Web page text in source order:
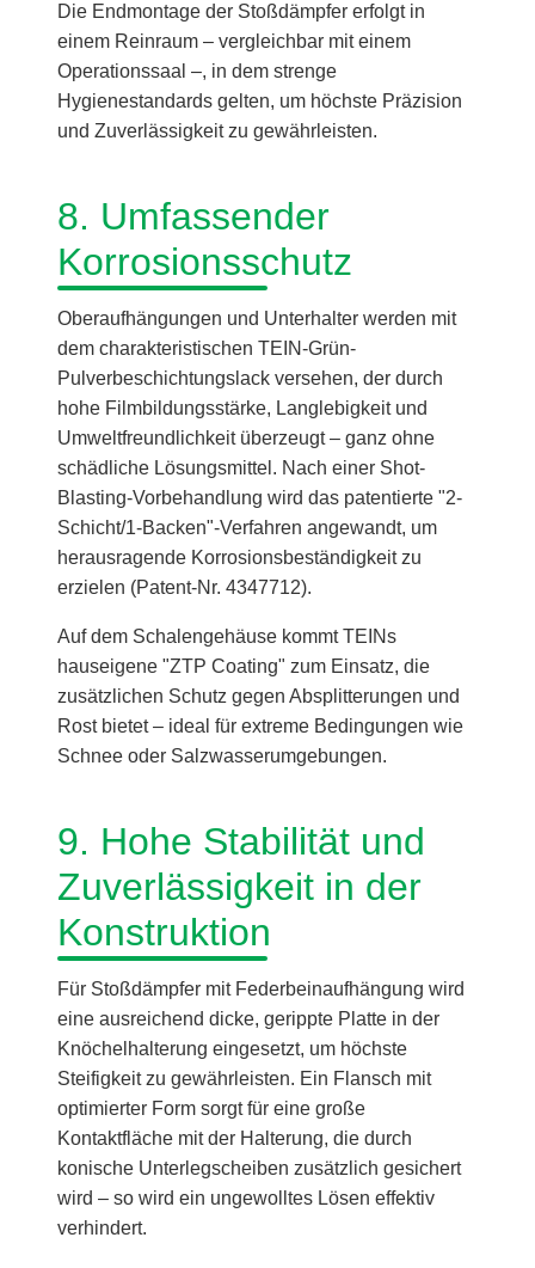
Die Endmontage der Stoßdämpfer erfolgt in
einem Reinraum – vergleichbar mit einem
Operationssaal –, in dem strenge
Hygienestandards gelten, um höchste Präzision
und Zuverlässigkeit zu gewährleisten.
8. Umfassender
Korrosionsschutz
Oberaufhängungen und Unterhalter werden mit
dem charakteristischen TEIN-Grün-
Pulverbeschichtungslack versehen, der durch
hohe Filmbildungsstärke, Langlebigkeit und
Umweltfreundlichkeit überzeugt – ganz ohne
schädliche Lösungsmittel. Nach einer Shot-
Blasting-Vorbehandlung wird das patentierte "2-
Schicht/1-Backen"-Verfahren angewandt, um
herausragende Korrosionsbeständigkeit zu
erzielen (Patent-Nr. 4347712).
Auf dem Schalengehäuse kommt TEINs
hauseigene "ZTP Coating" zum Einsatz, die
zusätzlichen Schutz gegen Absplitterungen und
Rost bietet – ideal für extreme Bedingungen wie
Schnee oder Salzwasserumgebungen.
9. Hohe Stabilität und
Zuverlässigkeit in der
Konstruktion
Für Stoßdämpfer mit Federbeinaufhängung wird
eine ausreichend dicke, gerippte Platte in der
Knöchelhalterung eingesetzt, um höchste
Steifigkeit zu gewährleisten. Ein Flansch mit
optimierter Form sorgt für eine große
Kontaktfläche mit der Halterung, die durch
konische Unterlegscheiben zusätzlich gesichert
wird – so wird ein ungewolltes Lösen effektiv
verhindert.